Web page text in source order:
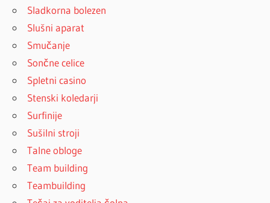
Sladkorna bolezen
Slušni aparat
Smučanje
Sončne celice
Spletni casino
Stenski koledarji
Surfinije
Sušilni stroji
Talne obloge
Team building
Teambuilding